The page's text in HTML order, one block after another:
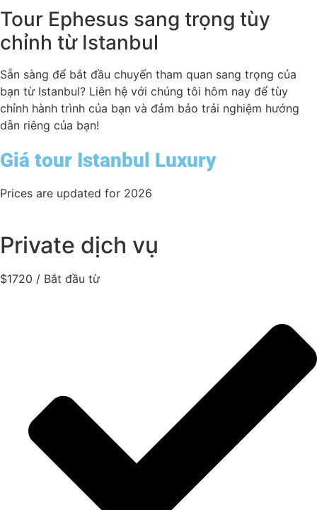
Tour Ephesus sang trọng tùy
chỉnh từ Istanbul
Sẵn sàng để bắt đầu chuyến tham quan sang trọng của
bạn từ Istanbul? Liên hệ với chúng tôi hôm nay để tùy
chỉnh hành trình của bạn và đảm bảo trải nghiệm hướng
dẫn riêng của bạn!
Giá tour Istanbul Luxury
Prices are updated for 2026
Private dịch vụ
$1720 / Bắt đầu từ